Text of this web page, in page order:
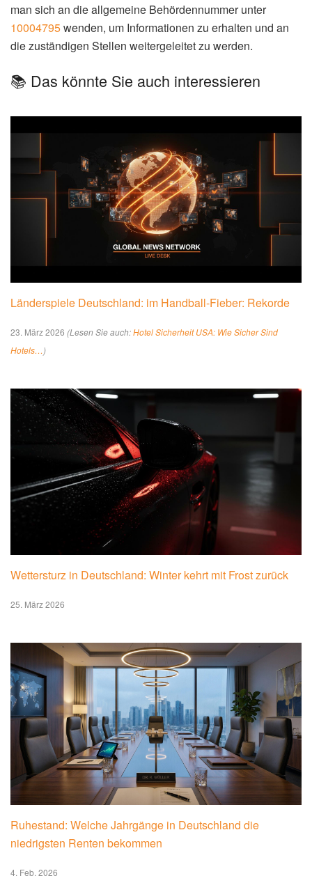
man sich an die allgemeine Behördennummer unter
10004795wenden, um Informationen zu erhalten und an
die zuständigen Stellen weitergeleitet zu werden.
📚 Das könnte Sie auch interessieren
Länderspiele Deutschland: im Handball-Fieber: Rekorde
23. März 2026 (Lesen Sie auch:Hotel Sicherheit USA: Wie Sicher Sind
Hotels…)
Wettersturz in Deutschland: Winter kehrt mit Frost zurück
25. März 2026
Ruhestand: Welche Jahrgänge in Deutschland die
niedrigsten Renten bekommen
4. Feb. 2026